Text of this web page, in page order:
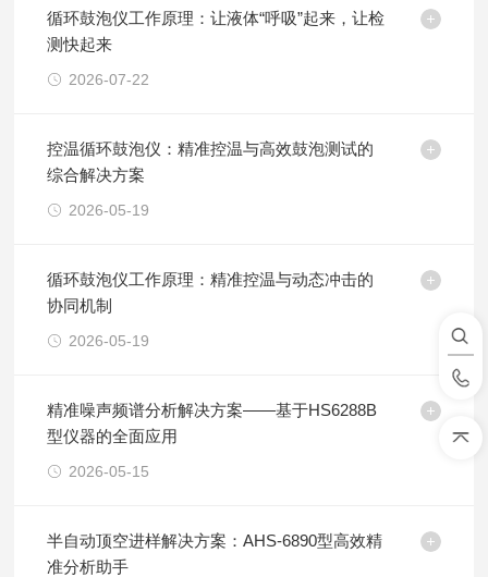
循环鼓泡仪工作原理：让液体“呼吸”起来，让检
测快起来
2026-07-22
控温循环鼓泡仪：精准控温与高效鼓泡测试的
综合解决方案
2026-05-19
循环鼓泡仪工作原理：精准控温与动态冲击的
协同机制
2026-05-19
精准噪声频谱分析解决方案——基于HS6288B
型仪器的全面应用
2026-05-15
半自动顶空进样解决方案：AHS-6890型高效精
准分析助手